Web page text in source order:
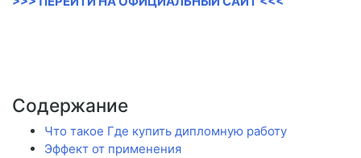
Содержание
Что такое Где купить дипломную работу
Эффект от применения